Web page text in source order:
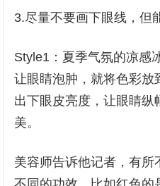
3.尽量不要画下眼线，但
Style1：夏季气氛的凉感
让眼睛泡肿，就将色彩
出下眼皮亮度，让眼睛
美。
美容师告诉他记者，有